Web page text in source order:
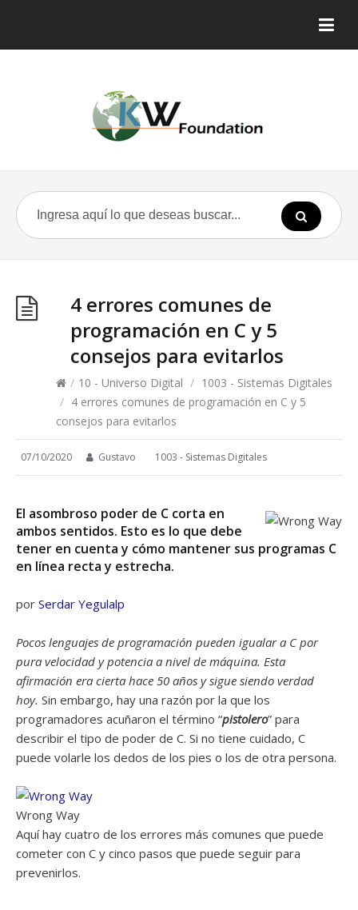
4 errores comunes de
programación en C y 5
consejos para evitarlos
/ 10 - Universo Digital / 1003 - Sistemas Digitales
/ 4 errores comunes de programación en C y 5
consejos para evitarlos
07/10/2020 Gustavo 1003 - Sistemas Digitales
El asombroso poder de C corta en
ambos sentidos. Esto es lo que debe
tener en cuenta y cómo mantener sus programas C
en línea recta y estrecha.
por Serdar Yegulalp
Pocos lenguajes de programación pueden igualar a C por
pura velocidad y potencia a nivel de máquina. Esta
afirmación era cierta hace 50 años y sigue siendo verdad
hoy. Sin embargo, hay una razón por la que los
programadores acuñaron el término “pistolero” para
describir el tipo de poder de C. Si no tiene cuidado, C
puede volarle los dedos de los pies o los de otra persona.
Wrong Way
Aquí hay cuatro de los errores más comunes que puede
cometer con C y cinco pasos que puede seguir para
prevenirlos.